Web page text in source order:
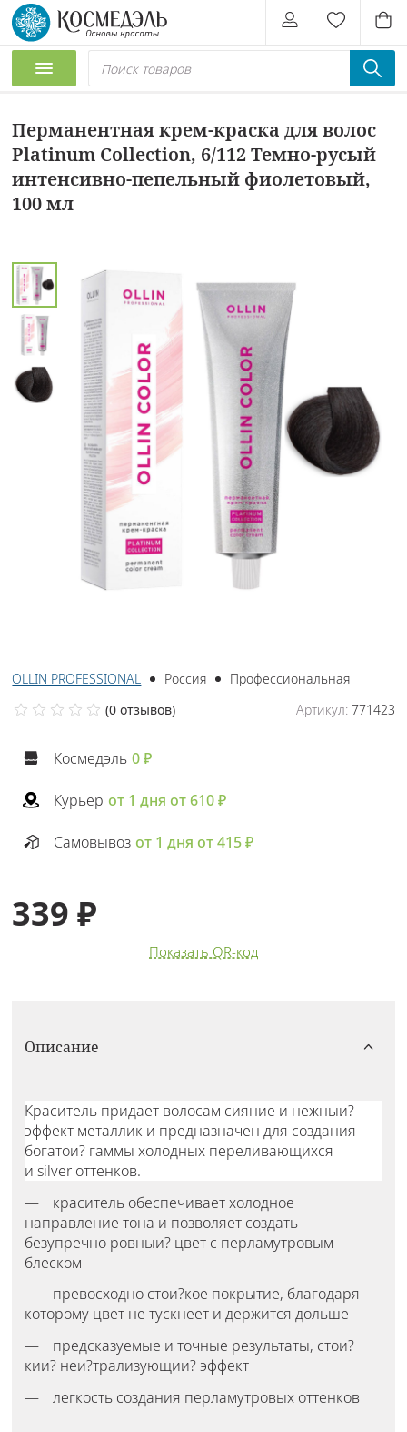
Перманентная крем-краска для волос
Platinum Collection, 6/112 Темно-русый
интенсивно-пепельный фиолетовый,
100 мл
OLLIN PROFESSIONAL Россия
Профессиональная
Артикул:771423
(0 отзывов)
Космедэль 0 ₽
Курьер от 1 дня от 610 ₽
Самовывоз от 1 дня от 415 ₽
339 ₽
Показать QR-код
Описание
Краситель придает волосам сияние и нежныи?
эффект металлик и предназначен для создания
богатои? гаммы холодных переливающихся
и silver оттенков.
краситель обеспечивает холодное
направление тона и позволяет создать
безупречно ровныи? цвет с перламутровым
блеском
превосходно стои?кое покрытие, благодаря
которому цвет не тускнеет и держится дольше
предсказуемые и точные результаты, стои?
кии? неи?трализующии? эффект
легкость создания перламутровых оттенков